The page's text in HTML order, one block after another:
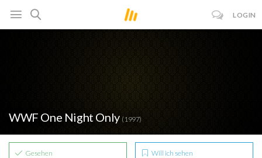
LOGIN
WWF One Night Only (1997)
Gesehen Will ich sehen